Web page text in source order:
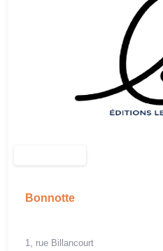
Bonnotte
1, rue Billancourt